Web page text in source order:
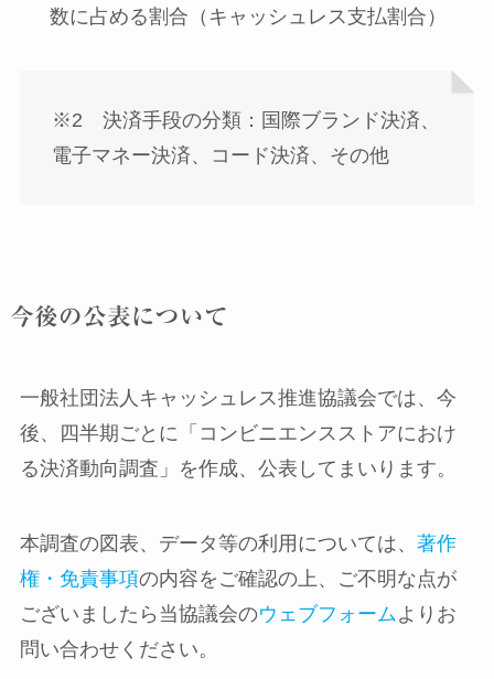
数に占める割合（キャッシュレス支払割合）
※2 決済手段の分類：国際ブランド決済、
電子マネー決済、コード決済、その他
今後の公表について
一般社団法人キャッシュレス推進協議会では、今
後、四半期ごとに「コンビニエンスストアにおけ
る決済動向調査」を作成、公表してまいります。
本調査の図表、データ等の利用については、 著作
権・免責事項の内容をご確認の上、ご不明な点が
ございましたら当協議会のウェブフォーム よりお
問い合わせください。